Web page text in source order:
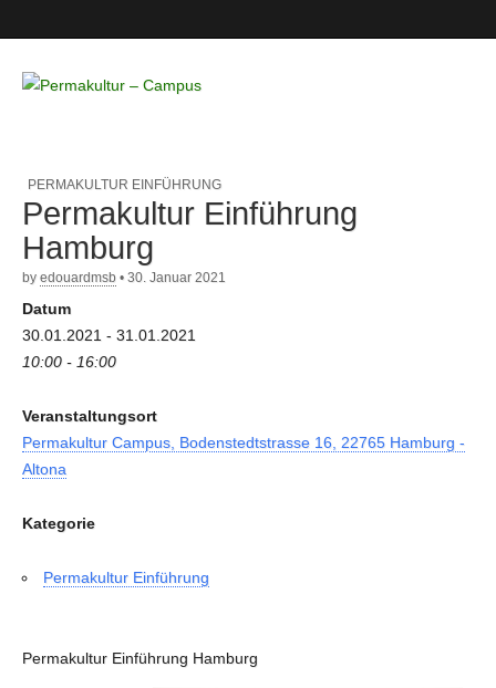
– Campus
PERMAKULTUR EINFÜHRUNG
Permakultur Einführung
Hamburg
by edouardmsb • 30. Januar 2021
Datum
30.01.2021 - 31.01.2021
10:00 - 16:00
Veranstaltungsort
Permakultur Campus, Bodenstedtstrasse 16, 22765 Hamburg -
Altona
Kategorie
Permakultur Einführung
Permakultur Einführung Hamburg